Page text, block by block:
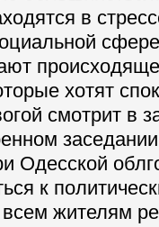
в
хотят
смотрит в
Одесской
к
жителям